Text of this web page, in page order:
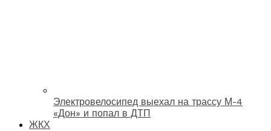
Электровелосипед выехал на трассу М-4
«Дон» и попал в ДТП
ЖКХ